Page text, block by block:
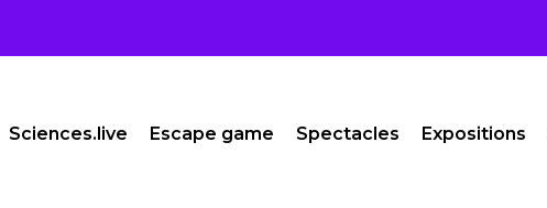
Sciences.live Escape game Spectacles Expositions